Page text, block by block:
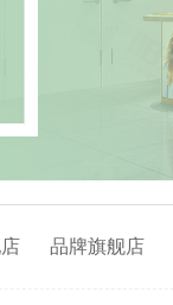
品牌旗舰店